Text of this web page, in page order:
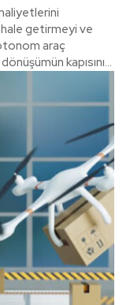
hale getirmeyi ve
kapısını...